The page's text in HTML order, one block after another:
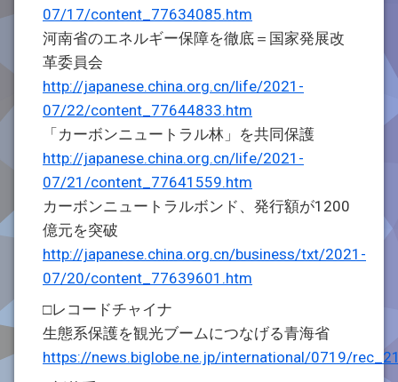
07/17/content_77634085.htm
河南省のエネルギー保障を徹底＝国家発展改
革委員会
http://japanese.china.org.cn/life/2021-
07/22/content_77644833.htm
「カーボンニュートラル林」を共同保護
http://japanese.china.org.cn/life/2021-
07/21/content_77641559.htm
カーボンニュートラルボンド、発行額が1200
億元を突破
http://japanese.china.org.cn/business/txt/2021-
07/20/content_77639601.htm
□レコードチャイナ
生態系保護を観光ブームにつなげる青海省
https://news.biglobe.ne.jp/international/0719/